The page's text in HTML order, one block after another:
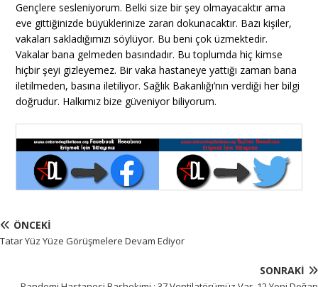
Gençlere sesleniyorum. Belki size bir şey olmayacaktır ama
eve gittiğinizde büyüklerinize zararı dokunacaktır. Bazı kişiler,
vakaları sakladığımızı söylüyor. Bu beni çok üzmektedir.
Vakalar bana gelmeden basındadır. Bu toplumda hiç kimse
hiçbir şeyi gizleyemez. Bir vaka hastaneye yattığı zaman bana
iletilmeden, basına iletiliyor. Sağlık Bakanlığı’nın verdiği her bilgi
doğrudur. Halkımız bize güveniyor biliyorum.
ÖNCEKI
Tatar Yüz Yüze Görüşmelere Devam Ediyor
SONRAKI